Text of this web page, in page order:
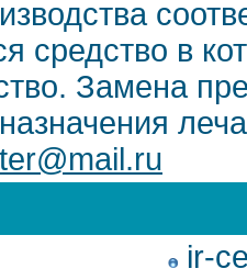
средство в
Замена
ir-